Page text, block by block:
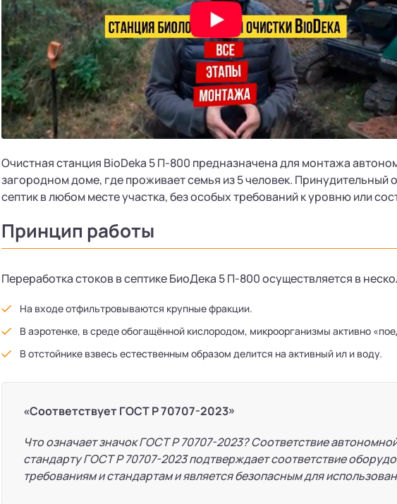
Очистная станция BioDeka 5 П-800 предназначена для монтажа
загородном доме, где проживает семья из 5 человек. Принудительный
септик в любом месте участка, без особых требований к уровню или
Принцип работы
Переработка стоков в септике БиоДека 5 П-800 осуществляется в
На входе отфильтровываются крупные фракции.
В аэротенке, в среде обогащённой кислородом, микроорганизмы активно
В отстойнике взвесь естественным образом делится на активный ил и воду.
«Соответствует ГОСТ Р 70707-2023»
Что означает значок ГОСТ Р 70707-2023? Соответствие
стандарту ГОСТ Р 70707-2023 подтверждает соответствие
требованиям и стандартам и является безопасным для